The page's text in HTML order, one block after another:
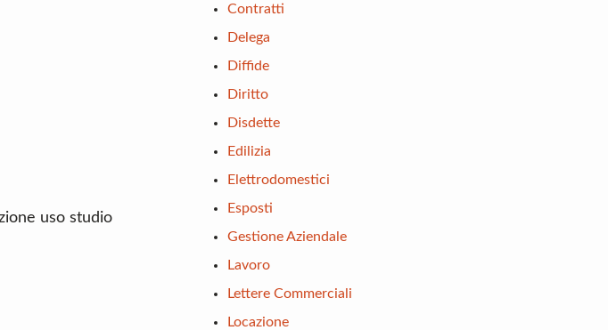
uso studio
Contratti
Delega
Diffide
Diritto
Disdette
Edilizia
Elettrodomestici
Esposti
Gestione Aziendale
Lavoro
Lettere Commerciali
Locazione